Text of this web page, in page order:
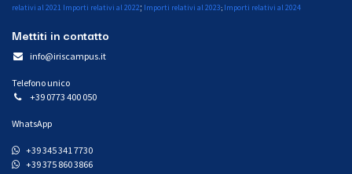
relativi al 2021 Importi relativi al 2022; Importi relativi al 2023; Importi relativi al 2024
Mettiti in contatto
info@iriscampus.it
Telefono unico
+39 0773 400 050
WhatsApp
+39 345 341 7730
+39 375 860 3866